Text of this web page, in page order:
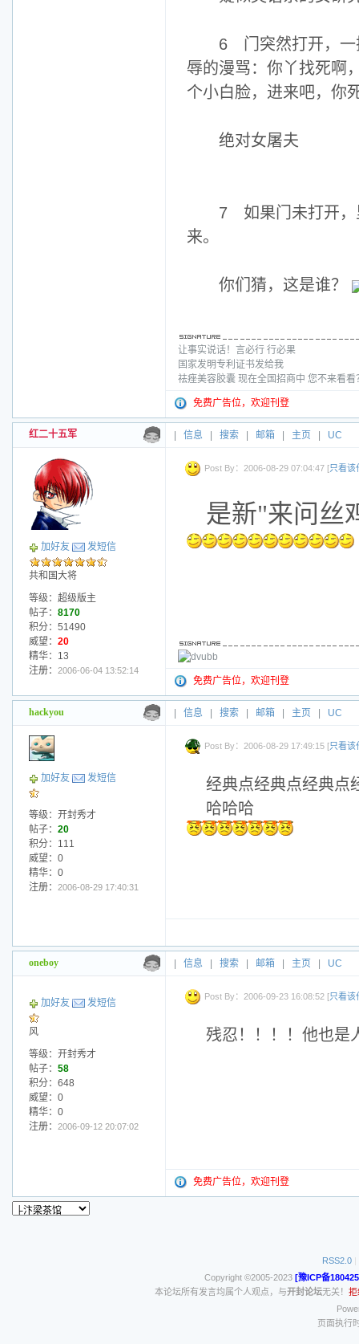
6 门突然打开，一把
辱的漫骂：你丫找死啊
个小白脸，进来吧，你
绝对女屠夫
7 如果门未打开，里
来。
你们猜，这是谁？
让事实说话！言必行 行必果
国家发明专利证书发给我
祛痤美容胶囊 现在全国招商中 您不来看
免费广告位，欢迎刊登
红二十五军 信息 搜索 邮箱 主页 UC
加好友 发短信
共和国大将
等级：超级版主
帖子： 8170
积分：51490
威望： 20
精华：13
注册： 2006-06-04 13:52:14
Post By：2006-08-29 07:04:47 [只看该
是新"来问丝
免费广告位，欢迎刊登
hackyou 信息 搜索 邮箱 主页 UC
加好友 发短信
等级：开封秀才
帖子： 20
积分：111
威望：0
精华：0
注册： 2006-08-29 17:40:31
Post By：2006-08-29 17:49:15 [只看该
经典点经典点经典点
哈哈哈
oneboy 信息 搜索 邮箱 主页 UC
加好友 发短信
风
等级：开封秀才
帖子： 58
积分：648
威望：0
精华：0
注册： 2006-09-12 20:07:02
Post By：2006-09-23 16:08:52 [只看该
残忍！！！！他也是
免费广告位，欢迎刊登
RSS2.0 |
Copyright ©2005-2023 [豫ICP备
本论坛所有发言均属个人观点，与开封论坛无关！ 拒
页面执行